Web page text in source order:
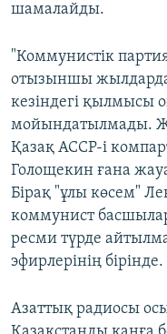
шамалайды.
"Коммунистік
отызыншы
кезіндегі қылмысы
мойындатылмады.
Қазақ АССР-і
Голощекин ғана
Бірақ "ұлы көсем"
коммунист
ресми түрде
эфирлерінің бірінде.
Азаттық радиосы